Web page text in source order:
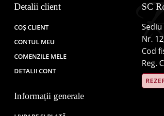
Detalii client
COȘ CLIENT
CONTUL MEU
COMENZILE MELE
DETALII CONT
Informații generale
SC
Nr.
Cod
Reg.